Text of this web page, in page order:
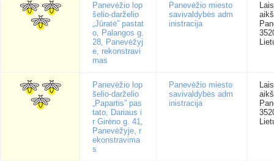
Panevėžio lop
šelio-darželio
„Jūratė” pastat
o, Palangos g.
28, Panevėžyj
e, rekonstravi
mas
Panevėžio miesto
savivaldybės adm
inistracija
Panevėžio lop
šelio-darželio
„Papartis” pas
tato, Dariaus i
r Girėno g. 41,
Panevėžyje, r
ekonstravima
s
Panevėžio miesto
savivaldybės adm
inistracija